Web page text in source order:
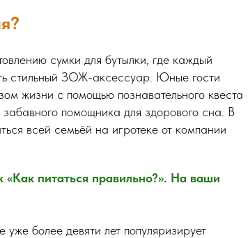
сумки для бутылки, где каждый
стильный ЗОЖ-аксессуар. Юные гости
жизни с помощью познавательного квеста
помощника для здорового сна. В
всей семьёй на игротеке от компании
питаться правильно?». На ваши
более девяти лет популяризирует